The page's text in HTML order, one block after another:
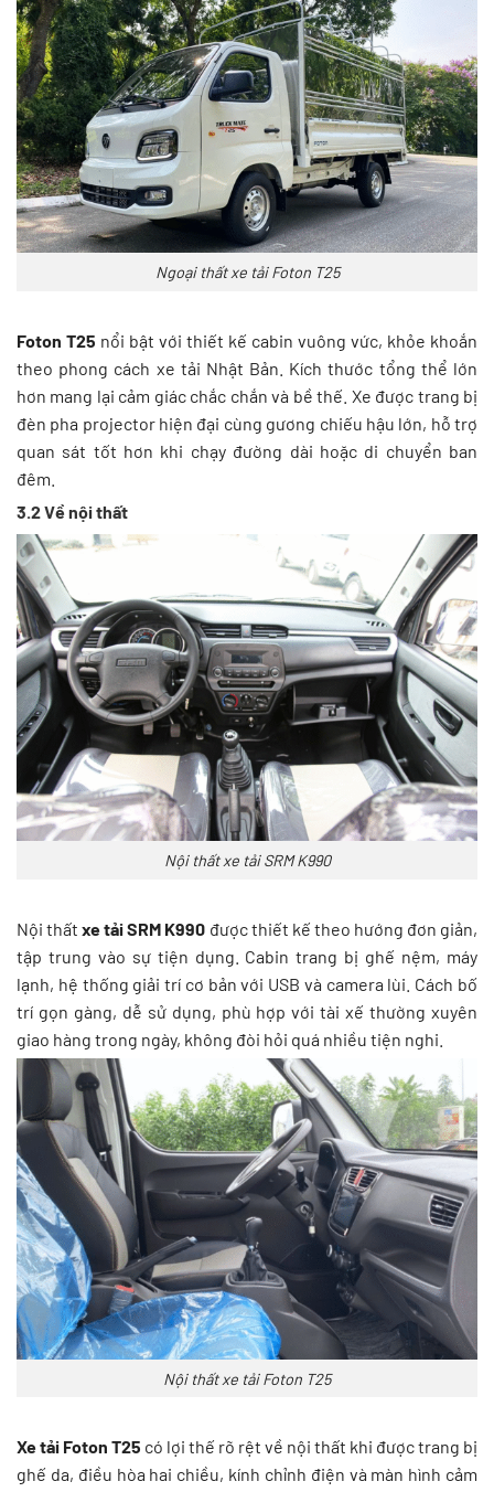
Ngoại thất xe tải Foton T25
Foton T25 nổi bật với thiết kế cabin vuông vức, khỏe khoắn
theo phong cách xe tải Nhật Bản. Kích thước tổng thể lớn
hơn mang lại cảm giác chắc chắn và bề thế. Xe được trang bị
đèn pha projector hiện đại cùng gương chiếu hậu lớn, hỗ trợ
quan sát tốt hơn khi chạy đường dài hoặc di chuyển ban
đêm.
3.2 Về nội thất
Nội thất xe tải SRM K990
Nội thất xe tải SRM K990 được thiết kế theo hướng đơn giản,
tập trung vào sự tiện dụng. Cabin trang bị ghế nệm, máy
lạnh, hệ thống giải trí cơ bản với USB và camera lùi. Cách bố
trí gọn gàng, dễ sử dụng, phù hợp với tài xế thường xuyên
giao hàng trong ngày, không đòi hỏi quá nhiều tiện nghi.
Nội thất xe tải Foton T25
Xe tải Foton T25 có lợi thế rõ rệt về nội thất khi được trang bị
ghế da, điều hòa hai chiều, kính chỉnh điện và màn hình cảm